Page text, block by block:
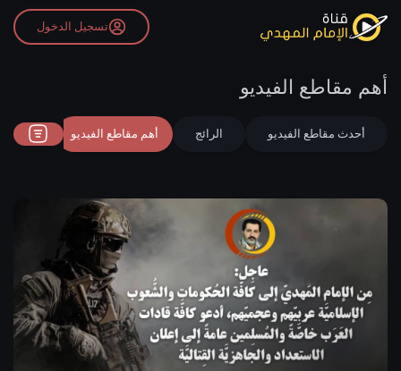
تسجيل الدخول
أهم مقاطع الفيديو
أحدث مقاطع الفيديو الرائج أهم مقاطع الفيديو